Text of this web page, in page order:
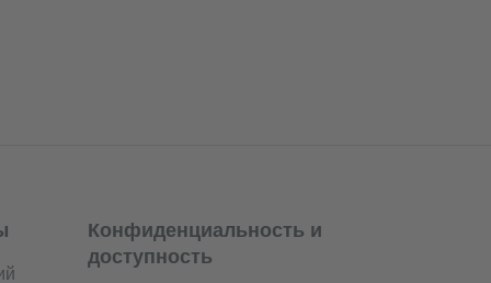
Конфиденциальность и
доступность